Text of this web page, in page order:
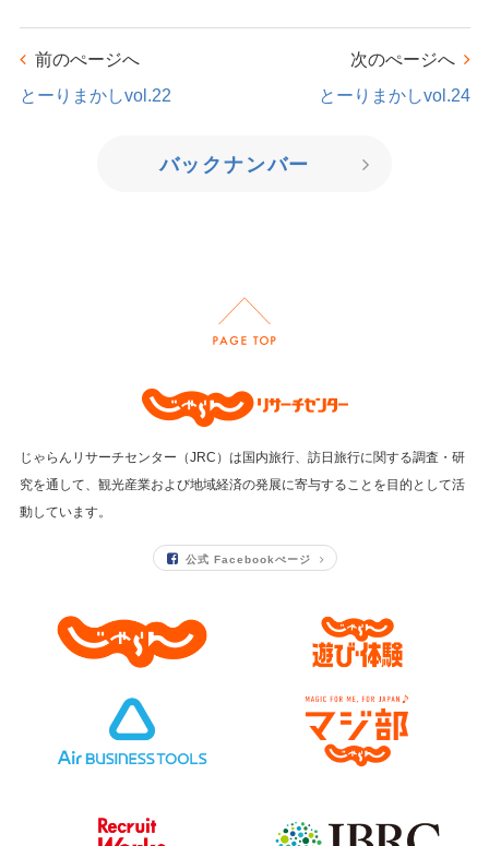
前のぺージへ
とーりまかしvol.22
次のぺージへ
とーりまかしvol.24
バックナンバー
じゃらんリサーチセンター（JRC）は国内旅行、訪日旅行に関する調査・研
究を通して、 観光産業および地域経済の発展に寄与することを目的として活
動しています。
公式 Facebookぺージ